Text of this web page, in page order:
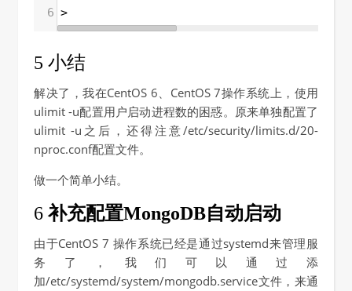
6 >
5 小结
解决了，我在CentOS 6、CentOS 7操作系统上，使用
ulimit -u配置用户启动进程数的困惑。原来单独配置了
ulimit -u之后，还得注意/etc/security/limits.d/20-
nproc.conf配置文件。
做一个简单小结。
6 补充配置MongoDB自动启动
由于CentOS 7 操作系统已经是通过systemd来管理服
务了，我们可以通过添
加/etc/systemd/system/mongodb.service文件，来通